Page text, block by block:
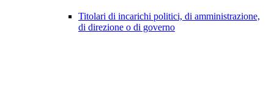
Titolari di incarichi politici, di amministrazione,
di direzione o di governo